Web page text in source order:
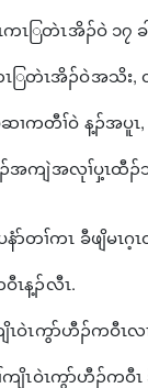
ြတဲၤအိၣ်ဝဲ ၁၇
ၤြတဲၤအိၣ်ဝဲအသိ
ကတီၢ်ဝဲ န့ၣ်အပူၤ
ကျဲအလုၢ်ပှ့ၤထီၣ်
နံာ်တၢ်ကၤ ခီဖျိ
ၤန့ၣ်လီၤ.
ဝဲၤကွာ်ဟီၣ်ကဝီၤ
ၢ်ကျိၤဝဲၤကွာ်ဟီၣ်